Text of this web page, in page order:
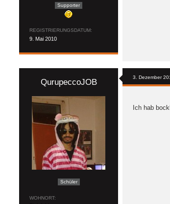
Supporter
REGISTRIERUNGSDATUM
9. Mai 2010
QurupeccoJOB
Schüler
WOHNORT
3. Dezember
Ich hab